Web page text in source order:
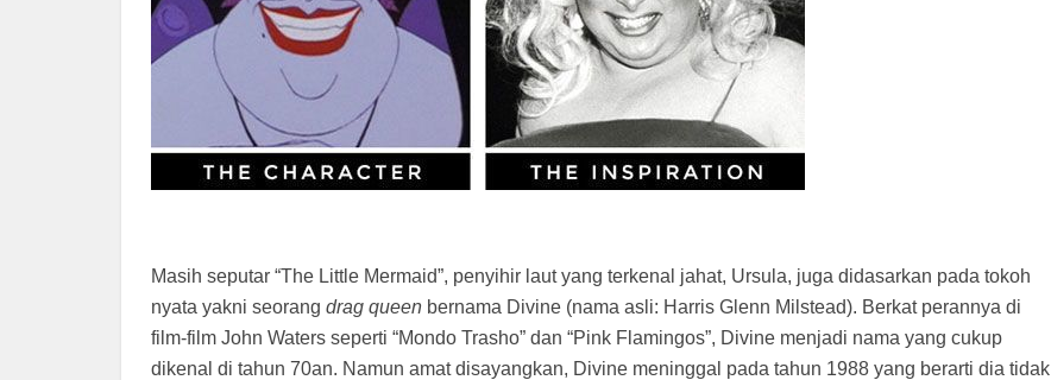
Masih seputar “The Little Mermaid”, penyihir laut yang terkenal jahat, Ursula, juga didasarkan pada tokoh
nyata yakni seorang drag queen bernama Divine (nama asli: Harris Glenn Milstead). Berkat perannya di
film-film John Waters seperti “Mondo Trasho” dan “Pink Flamingos”, Divine menjadi nama yang cukup
dikenal di tahun 70an. Namun amat disayangkan, Divine meninggal pada tahun 1988 yang berarti dia tidak